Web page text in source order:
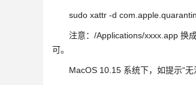
sudo xattr -d
注意：/Applications/xxxx.app 换成
可。
MacOS 10.15 系统下，如提示“无